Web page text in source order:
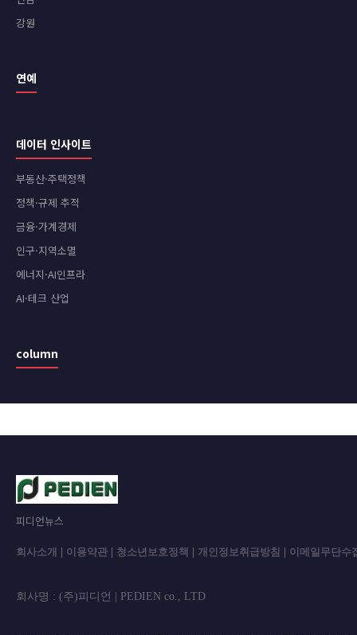
강원
연예
데이터 인사이트
부동산·주택정책
정책·규제 추적
금융·가계경제
인구·지역소멸
에너지·AI인프라
AI·테크 산업
column
피디언뉴스
회사소개 이용약관 청소년보호정책 개인정보취급방침 이메일무단수
회사명 : (주)피디언 | PEDIEN co.,